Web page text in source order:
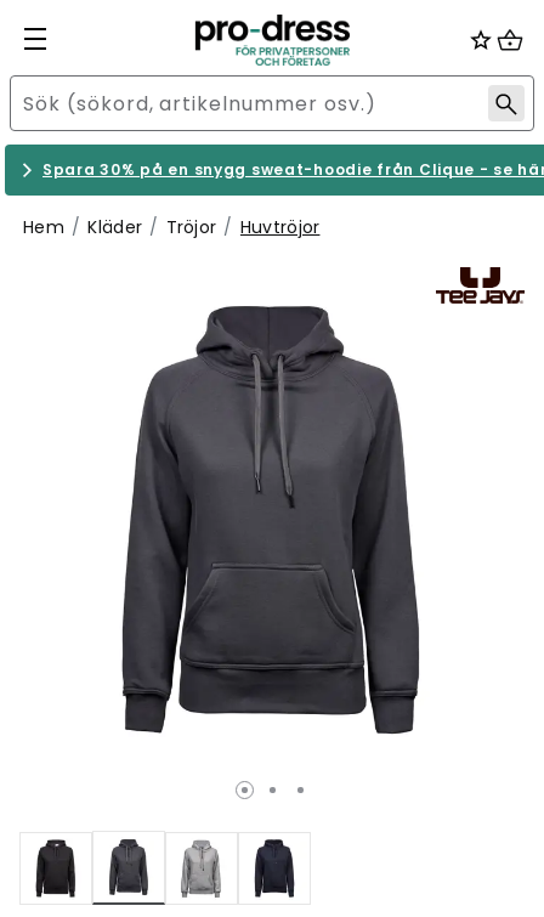
Spara 30% på en snygg sweat-hoodie från Clique - se
Hem Kläder Tröjor Huvtröjor
Valda